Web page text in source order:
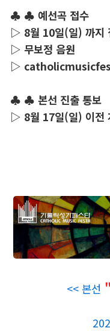
♣ ♣ 예선곡 접수
▷ 8월 10일(일) 까지
▷ 무보정 음원
▷
♣ ♣ 본선 진출 통보
▷ 8월 17일(일) 이전
<< 본선